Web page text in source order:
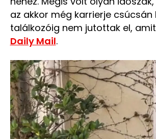
az akkor még karrierje csúcsán
találkozóig nem jutottak el,
Daily Mail.